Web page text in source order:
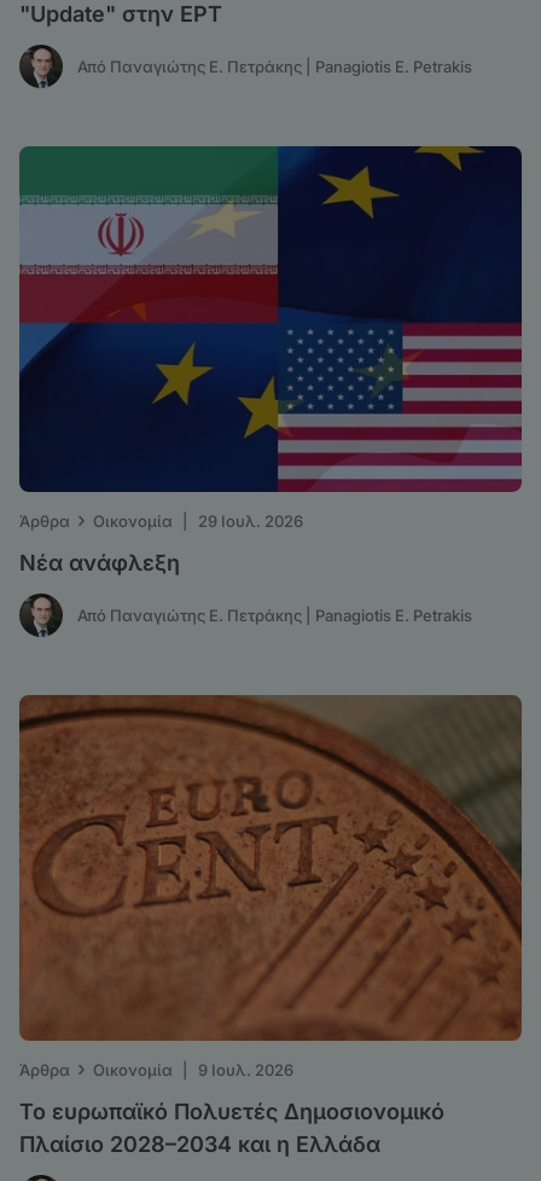
"Update" στην ΕΡΤ
Από Παναγιώτης Ε. Πετράκης | Panagiotis E. Petrakis
Άρθρα › Οικονομία 29 Ιουλ. 2026
Νέα ανάφλεξη
Από Παναγιώτης Ε. Πετράκης | Panagiotis E. Petrakis
Άρθρα › Οικονομία 9 Ιουλ. 2026
Το ευρωπαϊκό Πολυετές Δημοσιονομικό
Πλαίσιο 2028–2034 και η Ελλάδα